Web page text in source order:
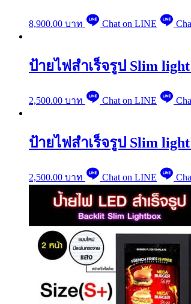
8,900.00 บาท Chat on LINE
ป้ายไฟสำเร็จรูป Slim
2,500.00 บาท Chat on LINE
ป้ายไฟสำเร็จรูป Slim
2,500.00 บาท Chat on LINE